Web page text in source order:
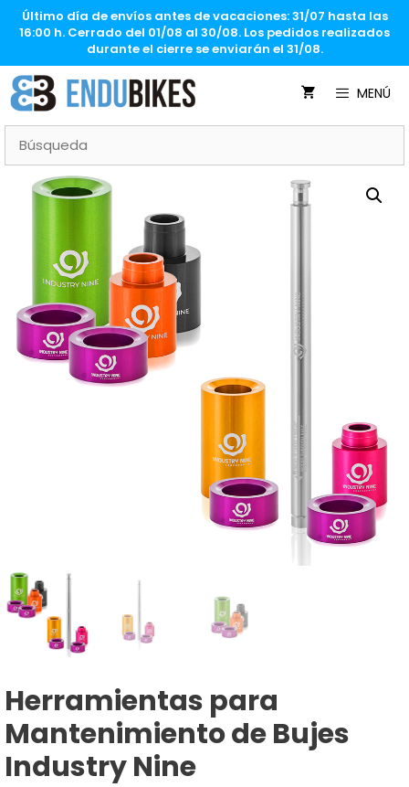
SaltarÚltimo día de envíos antes de vacaciones: 31/07 hasta las
16:00 h. Cerrado del 01/08 al 30/08. Los pedidos realizados
durante el cierre se enviarán el 31/08.
MENÚ
Herramientas para
Mantenimiento de Bujes
Industry Nine